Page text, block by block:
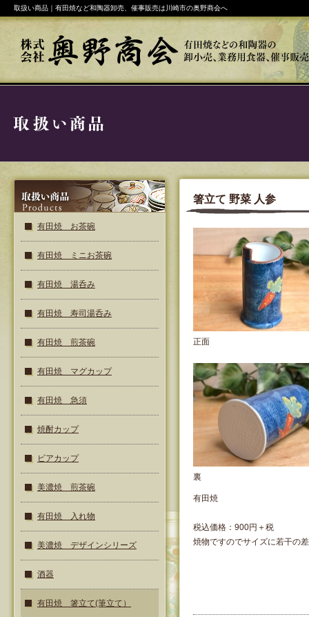
取扱い商品｜有田焼など和陶器卸売、催事販売は川崎市の奥野商会へ
箸立て 野菜 人参
正面
裏
有田焼
税込価格：900円＋税
焼物ですのでサイズに若干の
有田焼 お茶碗
有田焼 ミニお茶碗
有田焼 湯呑み
有田焼 寿司湯呑み
有田焼 煎茶碗
有田焼 マグカップ
有田焼 急須
焼酎カップ
ビアカップ
美濃焼 煎茶碗
有田焼 入れ物
美濃焼 デザインシリーズ
酒器
有田焼 箸立て(筆立て）